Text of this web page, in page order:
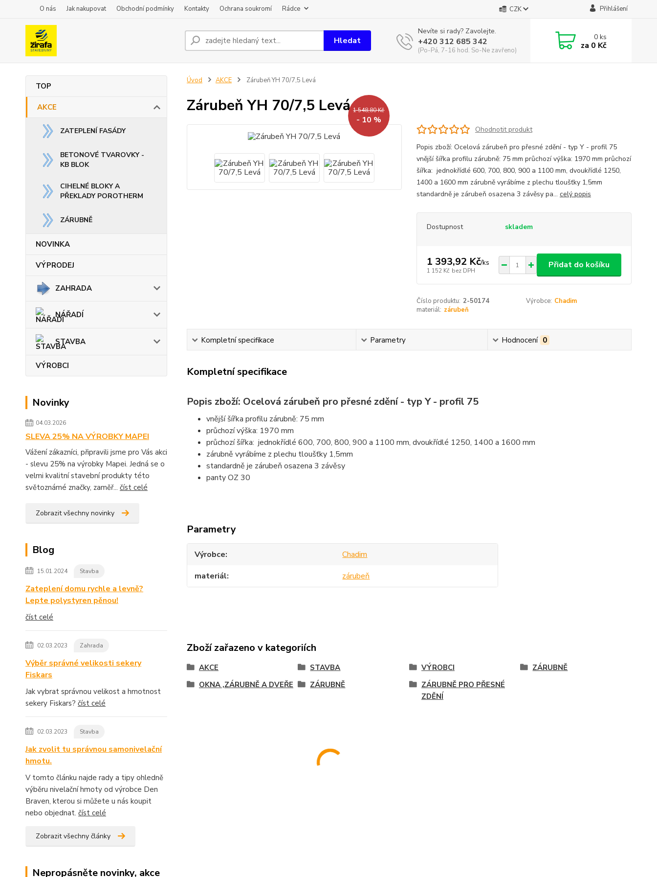
O nás Jak nakupovat Obchodní podmínky Kontakty Ochrana soukromí Rádce CZK Přihlášení
Hledat
Nevíte si rady? Zavolejte.
+420 312 685 342
(Po-Pá, 7-16 hod. So-Ne zavřeno)
0ks
za 0 Kč
TOP
AKCE
ZATEPLENÍ FASÁDY
BETONOVÉ TVAROVKY -
KB BLOK
CIHELNÉ BLOKY A
PŘEKLADY POROTHERM
ZÁRUBNĚ
NOVINKA
VÝPRODEJ
ZAHRADA
NÁŘADÍ
STAVBA
VÝROBCI
Novinky
04.03.2026
SLEVA 25% NA VÝROBKY MAPEI
Vážení zákazníci, připravili jsme pro Vás akci
- slevu 25% na výrobky Mapei. Jedná se o
velmi kvalitní stavební produkty této
světoznámé značky, zaměř... číst celé
Zobrazit všechny novinky
Blog
15.01.2024 Stavba
Zateplení domu rychle a levně?
Lepte polystyren pěnou!
číst celé
02.03.2023 Zahrada
Výběr správné velikosti sekery
Fiskars
Jak vybrat správnou velikost a hmotnost
sekery Fiskars? číst celé
02.03.2023 Stavba
Jak zvolit tu správnou samonivelační
hmotu.
V tomto článku najde rady a tipy ohledně
výběru nivelační hmoty od výrobce Den
Braven, kterou si můžete u nás koupit
nebo objednat. číst celé
Zobrazit všechny články
Nepropásněte novinky, akce
Úvod AKCE Zárubeň YH 70/7,5 Levá
Zárubeň YH 70/7,5 Levá 1 548,80 Kč
- 10 %
Ohodnotit produkt
Popis zboží: Ocelová zárubeň pro přesné zdění - typ Y - profil 75
vnější šířka profilu zárubně: 75 mm průchozí výška: 1970 mm průchozí
šířka: jednokřídlé 600, 700, 800, 900 a 1100 mm, dvoukřídlé 1250,
1400 a 1600 mm zárubně vyrábíme z plechu tloušťky 1,5mm
standardně je zárubeň osazena 3 závěsy pa... celý popis
Dostupnost skladem
1 393,92 Kč/ks
1 152 Kč bez DPH
Přidat do košíku
Číslo produktu: 2-50174 Výrobce: Chadim
materiál: zárubeň
Kompletní specifikace Parametry Hodnocení 0
Kompletní specifikace
Popis zboží: Ocelová zárubeň pro přesné zdění - typ Y - profil 75
vnější šířka profilu zárubně: 75 mm
průchozí výška: 1970 mm
průchozí šířka: jednokřídlé 600, 700, 800, 900 a 1100 mm, dvoukřídlé 1250, 1400 a 1600 mm
zárubně vyrábíme z plechu tloušťky 1,5mm
standardně je zárubeň osazena 3 závěsy
panty OZ 30
Parametry
Výrobce
Chadim
materiál
zárubeň
Zboží zařazeno v kategoriích
AKCE STAVBA VÝROBCI
ZÁRUBNĚ
OKNA ,ZÁRUBNĚ A DVEŘE
ZÁRUBNĚ
ZÁRUBNĚ PRO PŘESNÉ
ZDĚNÍ